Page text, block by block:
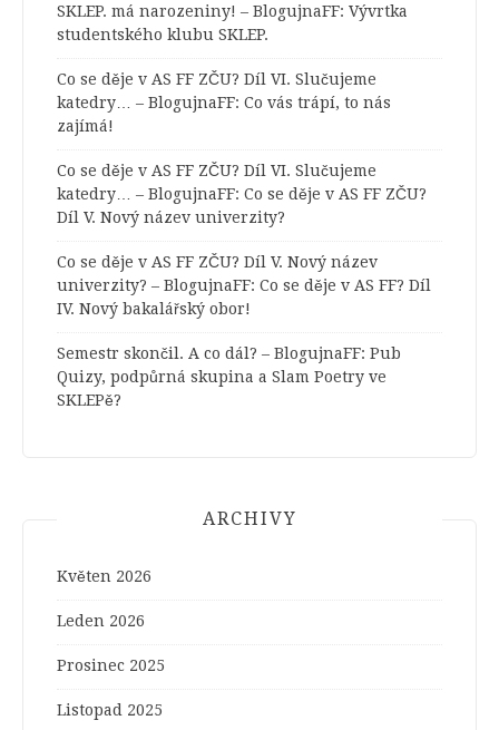
SKLEP. má narozeniny! – BlogujnaFF: Vývrtka
studentského klubu SKLEP.
Co se děje v AS FF ZČU? Díl VI. Slučujeme
katedry… – BlogujnaFF: Co vás trápí, to nás
zajímá!
Co se děje v AS FF ZČU? Díl VI. Slučujeme
katedry… – BlogujnaFF: Co se děje v AS FF ZČU?
Díl V. Nový název univerzity?
Co se děje v AS FF ZČU? Díl V. Nový název
univerzity? – BlogujnaFF: Co se děje v AS FF? Díl
IV. Nový bakalářský obor!
Semestr skončil. A co dál? – BlogujnaFF: Pub
Quizy, podpůrná skupina a Slam Poetry ve
SKLEPě?
ARCHIVY
Květen 2026
Leden 2026
Prosinec 2025
Listopad 2025